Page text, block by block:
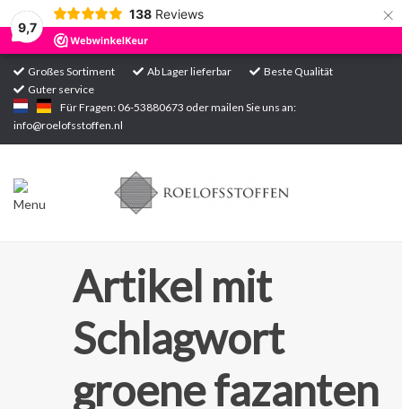
9,7
138 Reviews ×
Großes Sortiment Ab Lager lieferbar
Beste Qualität
Guter service
Für Fragen: 06-53880673 oder mailen Sie uns an:
info@roelofsstoffen.nl
Startseite
Sortiment
Artikel mit
Schlagwort
groene fazanten